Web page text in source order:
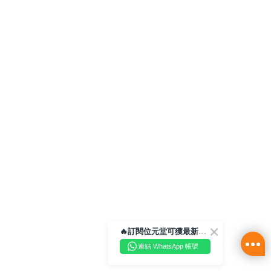
🔥訂閱位元堂可獲最新優惠及活動資訊🔥
連結 WhatsApp 帳號